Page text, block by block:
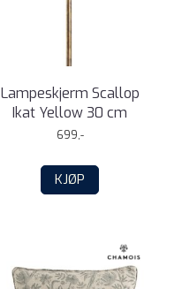
Lampeskjerm Scallop
Ikat Yellow 30 cm
699,-
KJØP